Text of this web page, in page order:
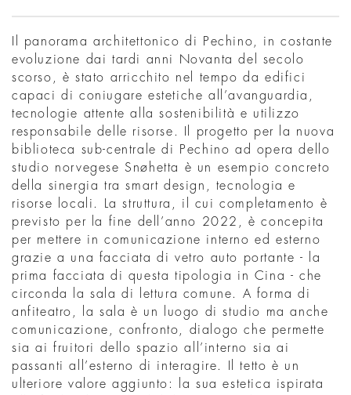
Il panorama architettonico di Pechino, in costante
evoluzione dai tardi anni Novanta del secolo
scorso, è stato arricchito nel tempo da edifici
capaci di coniugare estetiche all’avanguardia,
tecnologie attente alla sostenibilità e utilizzo
responsabile delle risorse. Il progetto per la nuova
biblioteca sub-centrale di Pechino ad opera dello
studio norvegese Snøhetta è un esempio concreto
della sinergia tra smart design, tecnologia e
risorse locali. La struttura, il cui completamento è
previsto per la fine dell’anno 2022, è concepita
per mettere in comunicazione interno ed esterno
grazie a una facciata di vetro auto portante - la
prima facciata di questa tipologia in Cina - che
circonda la sala di lettura comune. A forma di
anfiteatro, la sala è un luogo di studio ma anche
comunicazione, confronto, dialogo che permette
sia ai fruitori dello spazio all’interno sia ai
passanti all’esterno di interagire. Il tetto è un
ulteriore valore aggiunto: la sua estetica ispirata